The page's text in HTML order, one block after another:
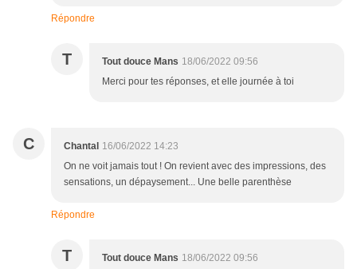
Répondre
T Tout douce Mans 18/06/2022 09:56
Merci pour tes réponses, et elle journée à toi
C Chantal 16/06/2022 14:23
On ne voit jamais tout ! On revient avec des impressions, des
sensations, un dépaysement... Une belle parenthèse
Répondre
T Tout douce Mans 18/06/2022 09:56